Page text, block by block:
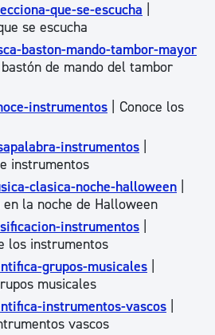
que-se-escucha
se escucha
baston-mando-tambor-mayor
bastón de mando del tambor
instrumentos | Conoce los
instrumentos
instrumentos
clasica-noche-halloween
la noche de Halloween
instrumentos
los instrumentos
grupos-musicales
musicales
instrumentos-vascos
vascos